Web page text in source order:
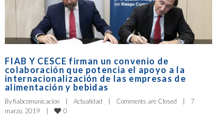
FIAB Y CESCE firman un convenio de
colaboración que potencia el apoyo a la
internacionalización de las empresas de
alimentación y bebidas
By fiabcomunicacion | Actualidad | Comments are Closed |
7
marzo, 2019
| 0